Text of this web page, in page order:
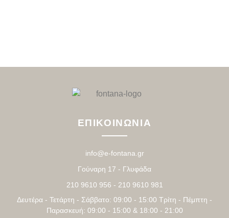
ΕΠΙΚΟΙΝΩΝΙΑ
info@e-fontana.gr
Γούναρη 17 - Γλυφάδα
210 9610 956 - 210 9610 981
Δευτέρα - Τετάρτη - Σάββατο: 09:00 - 15:00 Τρίτη - Πέμπτη -
Παρασκευή: 09:00 - 15:00 & 18:00 - 21:00